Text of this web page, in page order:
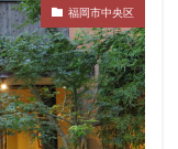
福岡市中央区